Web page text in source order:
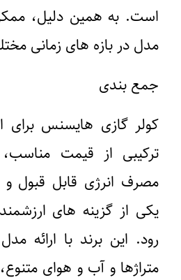
به همین دلیل، ممکن
در بازه های زمانی مختلف
بندی
گازی هایسنس برای
از قیمت مناسب،
انرژی قابل قبول و
از گزینه های ارزشمند
این برند با ارائه مدل
و آب و هوای متنوع،